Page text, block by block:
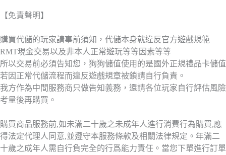
【免責聲明】
購買代儲的玩家請事前須知，代儲本身就違反官方遊戲規範
RMT現金交易以及非本人正常遊玩等等因素等等
所以交易前必須告知您，狗狗儲值使用的是國外正規禮品卡儲值
若因正常代儲流程而違反遊戲規章被鎖請自行負責。
我方作為中間服務商只做告知義務，還請各位玩家自行評估風險
考量後再購買。
購買商品服務前,如未滿二十歲之未成年人進行消費行為購買,應
得法定代理人同意,並遵守本服務條款及相關法律規定。年滿二
十歲之成年人需自行負完全的行爲能力責任。當您下單進行訂單